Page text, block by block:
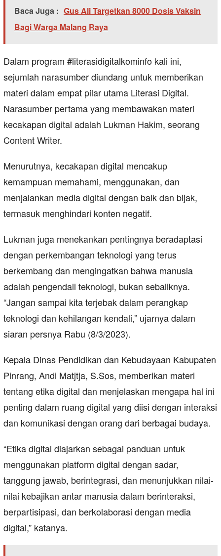
Baca Juga : Gus Ali Targetkan 8000 Dosis Vaksin
Bagi Warga Malang Raya
Dalam program #literasidigitalkominfo kali ini,
sejumlah narasumber diundang untuk memberikan
materi dalam empat pilar utama Literasi Digital.
Narasumber pertama yang membawakan materi
kecakapan digital adalah Lukman Hakim, seorang
Content Writer.
Menurutnya, kecakapan digital mencakup
kemampuan memahami, menggunakan, dan
menjalankan media digital dengan baik dan bijak,
termasuk menghindari konten negatif.
Lukman juga menekankan pentingnya beradaptasi
dengan perkembangan teknologi yang terus
berkembang dan mengingatkan bahwa manusia
adalah pengendali teknologi, bukan sebaliknya.
“Jangan sampai kita terjebak dalam perangkap
teknologi dan kehilangan kendali,” ujarnya dalam
siaran persnya Rabu (8/3/2023).
Kepala Dinas Pendidikan dan Kebudayaan Kabupaten
Pinrang, Andi Matjtja, S.Sos, memberikan materi
tentang etika digital dan menjelaskan mengapa hal ini
penting dalam ruang digital yang diisi dengan interaksi
dan komunikasi dengan orang dari berbagai budaya.
“Etika digital diajarkan sebagai panduan untuk
menggunakan platform digital dengan sadar,
tanggung jawab, berintegrasi, dan menunjukkan nilai-
nilai kebajikan antar manusia dalam berinteraksi,
berpartisipasi, dan berkolaborasi dengan media
digital,” katanya.